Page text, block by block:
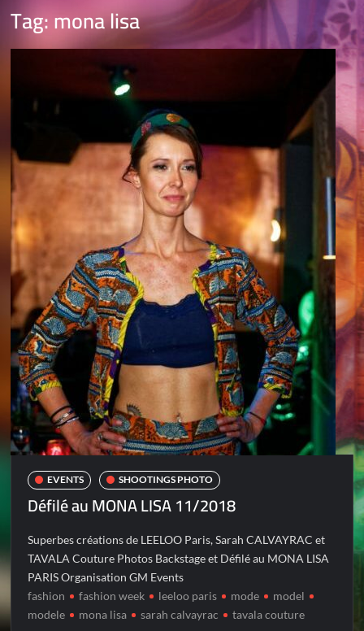
Tag:mona lisa
EVENTS SHOOTINGS PHOTO
Défilé au MONA LISA 11/2018
Superbes créations de LEELOO Paris, Sarah CALVAYRAC et
TAVALA Couture Photos Backstage et Défilé au MONA LISA
PARIS Organisation GM Events
fashion
fashion week leeloo paris mode
model
modele
mona lisa sarah calvayrac tavala couture